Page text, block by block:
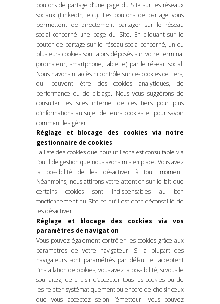
boutons de partage d’une page du Site sur les réseaux
sociaux (LinkedIn, etc.). Les boutons de partage vous
permettent de directement partager sur le réseau
social concerné une page du Site. En cliquant sur le
bouton de partage sur le réseau social concerné, un ou
plusieurs cookies sont alors déposés sur votre terminal
(ordinateur, smartphone, tablette) par le réseau social.
Nous n’avons ni accès ni contrôle sur ces cookies de tiers,
qui peuvent être des cookies analytiques, de
performance ou de ciblage. Nous vous suggérons de
consulter les sites internet de ces tiers pour plus
d’informations au sujet de leurs cookies et pour savoir
comment les gérer.
Réglage et blocage des cookies via notre
gestionnaire de cookies
La liste des cookies que nous utilisons est consultable via
l’outil de gestion que nous avons mis en place. Vous avez
la possibilité de les désactiver à tout moment.
Néanmoins, nous attirons votre attention sur le fait que
certains cookies sont indispensables au bon
fonctionnement du Site et qu’il est donc déconseillé de
les désactiver.
Réglage et blocage des cookies via vos
paramètres de navigation
Vous pouvez également contrôler les cookies grâce aux
paramètres de votre navigateur. Si la plupart des
navigateurs sont paramétrés par défaut et acceptent
l’installation de cookies, vous avez la possibilité, si vous le
souhaitez, de choisir d’accepter tous les cookies, ou de
les rejeter systématiquement ou encore de choisir ceux
que vous acceptez selon l’émetteur. Vous pouvez